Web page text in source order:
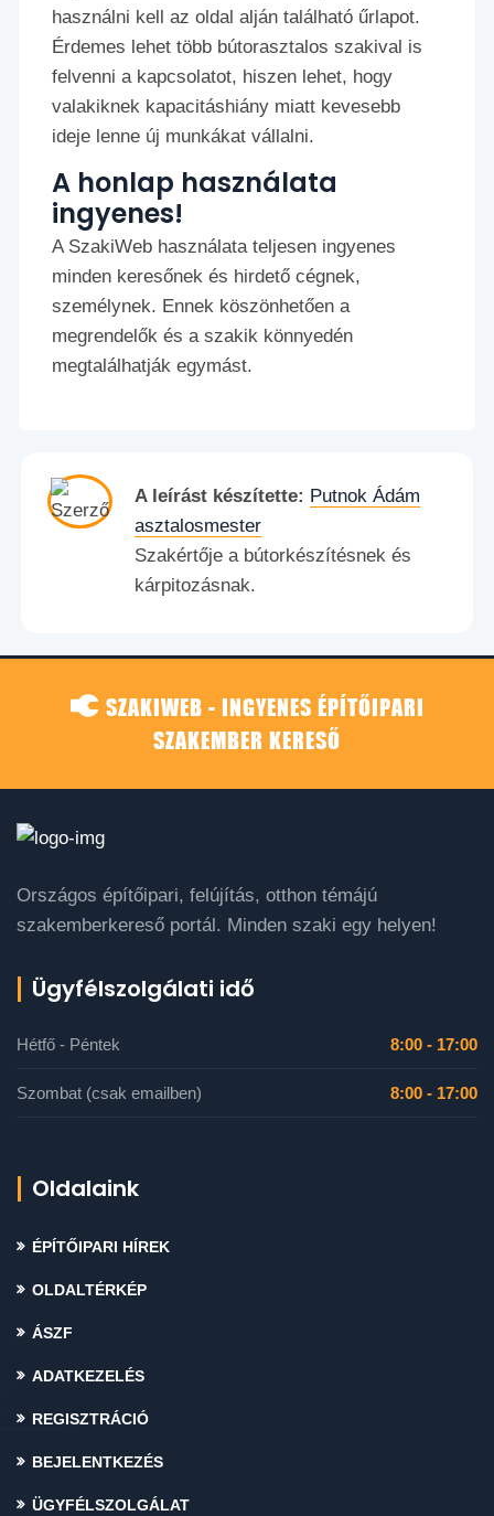
használni kell az oldal alján található űrlapot.
Érdemes lehet több bútorasztalos szakival is
felvenni a kapcsolatot, hiszen lehet, hogy
valakiknek kapacitáshiány miatt kevesebb
ideje lenne új munkákat vállalni.
A honlap használata
ingyenes!
A SzakiWeb használata teljesen ingyenes
minden keresőnek és hirdető cégnek,
személynek. Ennek köszönhetően a
megrendelők és a szakik könnyedén
megtalálhatják egymást.
A leírást készítette: Putnok Ádám
asztalosmester
Szakértője a bútorkészítésnek és
kárpitozásnak.
SZAKIWEB - INGYENES ÉPÍTŐIPARI
SZAKEMBER KERESŐ
Országos építőipari, felújítás, otthon témájú
szakemberkereső portál. Minden szaki egy helyen!
Ügyfélszolgálati idő
Hétfő - Péntek 8:00 - 17:00
Szombat (csak emailben) 8:00 - 17:00
Oldalaink
ÉPÍTŐIPARI HÍREK
OLDALTÉRKÉP
ÁSZF
ADATKEZELÉS
REGISZTRÁCIÓ
BEJELENTKEZÉS
ÜGYFÉLSZOLGÁLAT